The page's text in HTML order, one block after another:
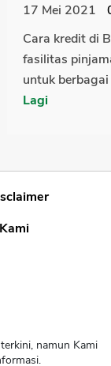
17 Mei 2021
Cara kredit di
fasilitas
untuk
Lagi
namun Kami